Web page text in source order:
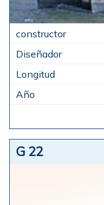
G 22